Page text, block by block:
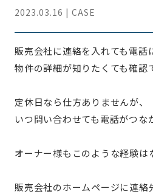
2023.03.16 | CASE
販売会社に連絡を入れても電話
物件の詳細が知りたくても確認
定休日なら仕方ありませんが、
いつ問い合わせても電話がつな
オーナー様もこのような経験は
販売会社のホームページに連絡